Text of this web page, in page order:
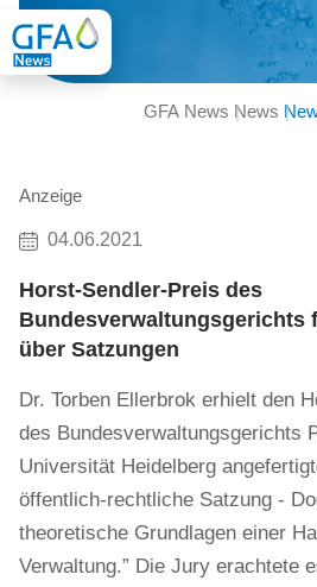
GFA News News
Anzeige
04.06.2021
Horst-Sendler-Preis des
Bundesverwaltungsgerichts
über Satzungen
Dr. Torben Ellerbrok erhielt den
des Bundesverwaltungsgerichts
Universität Heidelberg
öffentlich-rechtliche Satzung -
theoretische Grundlagen einer
Verwaltung.” Die Jury erachtete